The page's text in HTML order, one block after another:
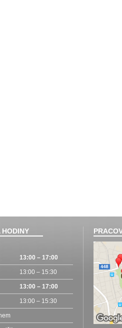
13:00 – 17:00
13:00 – 15:30
13:00 – 17:00
13:00 – 15:30